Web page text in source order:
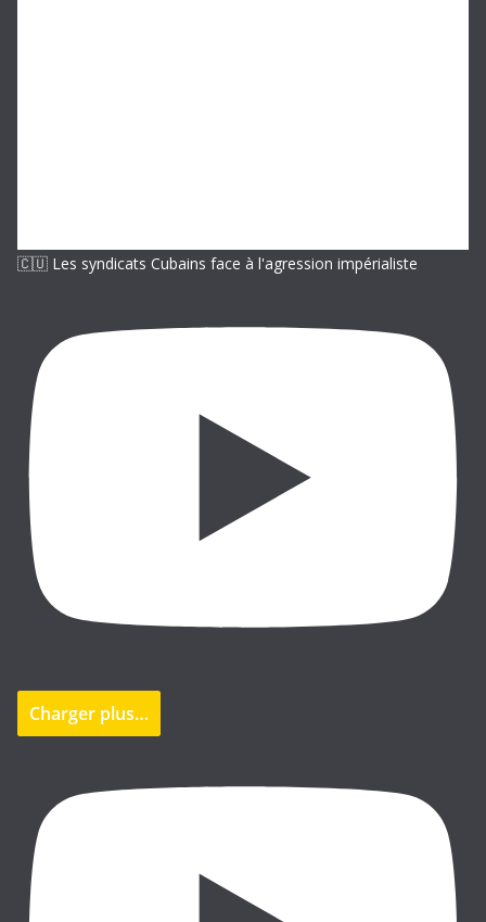
🇨🇺 Les syndicats Cubains face à l'agression impérialiste
Charger plus…